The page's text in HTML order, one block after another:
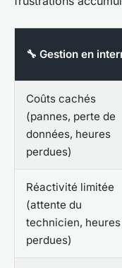
🔧 Gestion en
Coûts cachés
(pannes, perte de
données, heures
perdues)
Réactivité limitée
(attente du
technicien, heures
perdues)